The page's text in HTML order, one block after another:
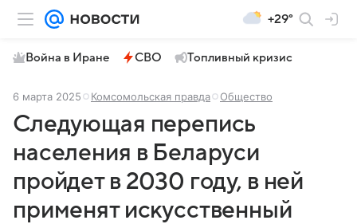
+29°
Война в Иране СВО Топливный кризис
6 марта 2025 Комсомольская правда Общество
Следующая перепись
населения в Беларуси
пройдет в 2030 году, в ней
применят искусственный